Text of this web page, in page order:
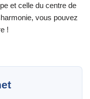
et celle du centre de
vous pouvez
!